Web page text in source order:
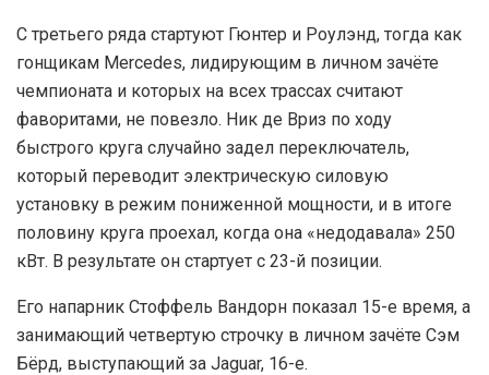
С третьего ряда стартуют Гюнтер и Роулэнд, тогда как
гонщикам Mercedes, лидирующим в личном зачёте
чемпионата и которых на всех трассах считают
фаворитами, не повезло. Ник де Вриз по ходу
быстрого круга случайно задел переключатель,
который переводит электрическую силовую
установку в режим пониженной мощности, и в итоге
половину круга проехал, когда она «недодавала» 250
кВт. В результате он стартует с 23-й позиции.
Его напарник Стоффель Вандорн показал 15-е время, а
занимающий четвертую строчку в личном зачёте Сэм
Бёрд, выступающий за Jaguar, 16-е.